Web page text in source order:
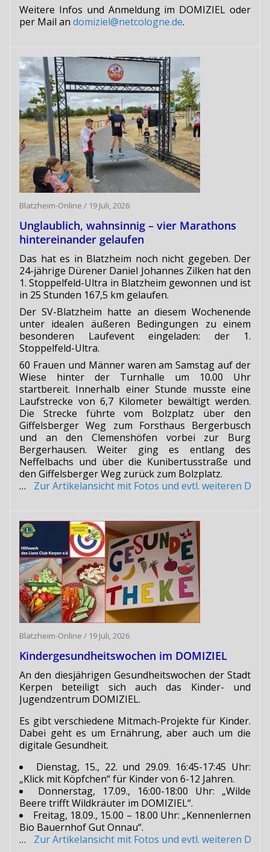
Weitere Infos und Anmeldung im DOMIZIEL oder
per Mail an domiziel@netcologne.de.
Blatzheim-Online / 19 Juli, 2026
Unglaublich, wahnsinnig – vier Marathons
hintereinander gelaufen
Das hat es in Blatzheim noch nicht gegeben. Der
24-jährige Dürener Daniel Johannes Zilken hat den
1. Stoppelfeld-Ultra in Blatzheim gewonnen und ist
in 25 Stunden 167,5 km gelaufen.
Der SV-Blatzheim hatte an diesem Wochenende
unter idealen äußeren Bedingungen zu einem
besonderen Laufevent eingeladen: der 1.
Stoppelfeld-Ultra.
60 Frauen und Männer waren am Samstag auf der
Wiese hinter der Turnhalle um 10.00 Uhr
startbereit. Innerhalb einer Stunde musste eine
Laufstrecke von 6,7 Kilometer bewältigt werden.
Die Strecke führte vom Bolzplatz über den
Giffelsberger Weg zum Forsthaus Bergerbusch
und an den Clemenshöfen vorbei zur Burg
Bergerhausen. Weiter ging es entlang des
Neffelbachs und über die Kunibertusstraße und
den Giffelsberger Weg zurück zum Bolzplatz.
…Zur Artikelansicht mit Fotos und evtl. weiteren
Blatzheim-Online / 19 Juli, 2026
Kindergesundheitswochen im DOMIZIEL
An den diesjährigen Gesundheitswochen der Stadt
Kerpen beteiligt sich auch das Kinder- und
Jugendzentrum DOMIZIEL.
Es gibt verschiedene Mitmach-Projekte für Kinder.
Dabei geht es um Ernährung, aber auch um die
digitale Gesundheit.
Dienstag, 15., 22. und 29.09. 16:45-17:45 Uhr:
„Klick mit Köpfchen“ für Kinder von 6-12 Jahren.
Donnerstag, 17.09., 16:00-18:00 Uhr: „Wilde
Beere trifft Wildkräuter im DOMIZIEL“.
Freitag, 18.09., 15.00 – 18.00 Uhr: „Kennenlernen
Bio Bauernhof Gut Onnau“.
…Zur Artikelansicht mit Fotos und evtl. weiteren